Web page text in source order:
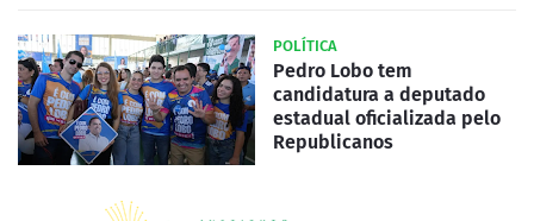
POLÍTICA
Pedro Lobo tem
candidatura a deputado
estadual oficializada pelo
Republicanos